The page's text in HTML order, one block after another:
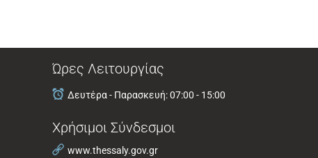
Ώρες Λειτουργίας
Δευτέρα - Παρασκευή: 07:00 - 15:00
Χρήσιμοι Σύνδεσμοι
www.thessaly.gov.gr